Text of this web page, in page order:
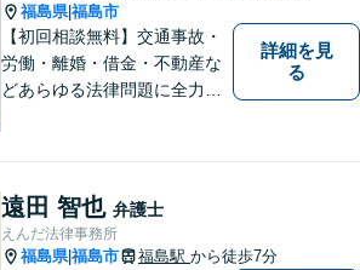
福島県|福島市
【初回相談無料】交通事故・
労働・離婚・借金・不動産な
どあらゆる法律問題に全力を
くことを最も重視ししていま
す。お困りの方はまずはご相
談ください。
詳細を見
る
遠田 智也 弁護士
えんだ法律事務所
福島県|福島市 福島駅 から徒歩7分